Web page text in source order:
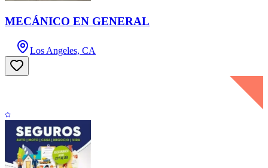
MECÁNICO EN GENERAL
Los Angeles, CA